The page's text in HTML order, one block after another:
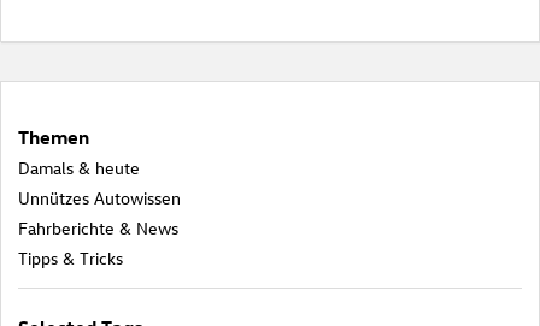
Themen
Damals & heute
Unnützes Autowissen
Fahrberichte & News
Tipps & Tricks